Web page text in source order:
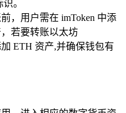
。
，用户需在 imToken 中添
若要转账以太坊
ETH 资产,并确保钱包有